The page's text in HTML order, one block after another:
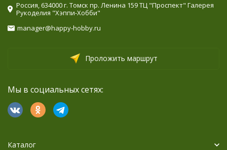
Россия, 634000 г. Томск пр. Ленина 159 ТЦ "Проспект" Галерея
Рукоделия "Хэппи-Хобби"
manager@happy-hobby.ru
Проложить маршрут
Мы в социальных сетях:
Каталог